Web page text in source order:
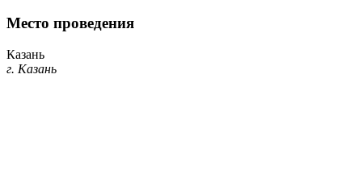
Место проведения
Казань
г. Казань